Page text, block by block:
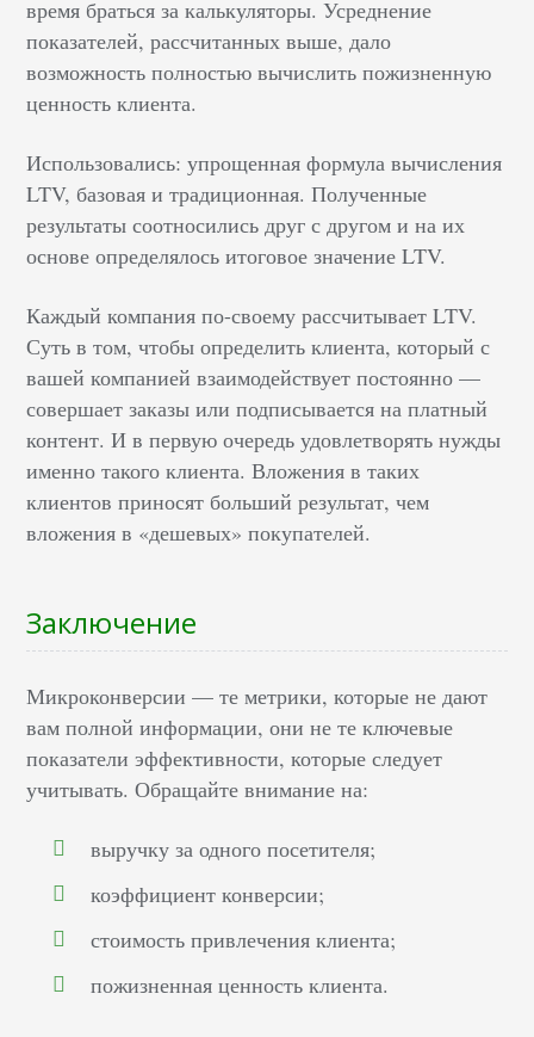
время браться за калькуляторы. Усреднение
показателей, рассчитанных выше, дало
возможность полностью вычислить пожизненную
ценность клиента.
Использовались: упрощенная формула вычисления
LTV, базовая и традиционная. Полученные
результаты соотносились друг с другом и на их
основе определялось итоговое значение LTV.
Каждый компания по-своему рассчитывает LTV.
Суть в том, чтобы определить клиента, который с
вашей компанией взаимодействует постоянно —
совершает заказы или подписывается на платный
контент. И в первую очередь удовлетворять нужды
именно такого клиента. Вложения в таких
клиентов приносят больший результат, чем
вложения в «дешевых» покупателей.
Заключение
Микроконверсии — те метрики, которые не дают
вам полной информации, они не те ключевые
показатели эффективности, которые следует
учитывать. Обращайте внимание на:
выручку за одного посетителя;
коэффициент конверсии;
стоимость привлечения клиента;
пожизненная ценность клиента.